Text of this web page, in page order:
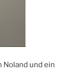
Noland und ein